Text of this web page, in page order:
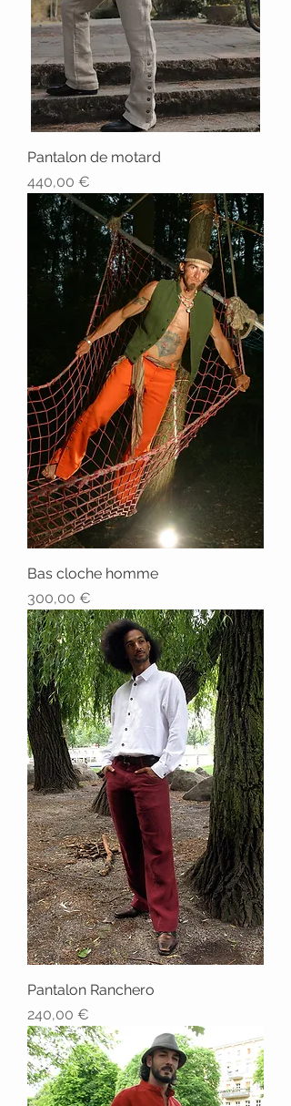
Pantalon de motard
Prix
440,00 €
Bas cloche homme
Prix
300,00 €
Pantalon Ranchero
Prix
240,00 €